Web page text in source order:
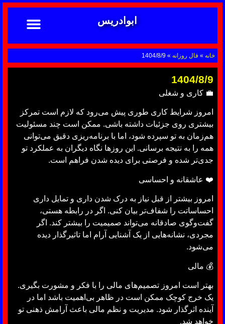
ابوادریس
خانه » فال روزانه »
1404/8/9
1404/8/9
💼 کاری و شغلی
امروز شرایط کاری طوری پیش می‌رود که لازم است تمرکز
بیشتری روی جزئیات داشته باشی. ممکن است چند مسئولیت
هم‌زمان به تو سپرده شود، اما با برنامه‌ریزی دقیق می‌توانی
همه را به نتیجه برسانی. این روزها نگاه دیگران به عملکرد تو
جدی‌تر شده و فرصتی برای دیده شدن فراهم است.
❤️ عاشقانه و احساسی
امروز بیشتر از قبل نیاز به درک شدن داری و تمایل داری
احساساتت را شفاف‌تر بیان کنی. اگر در رابطه هستی،
گفت‌وگوی صادقانه می‌تواند صمیمیت را بیشتر کند. اگر
مجردی، نشانه‌هایی از یک آشنایی آرام اما تاثیرگذار دیده
می‌شود.
💰 مالی
بهتر است امروز تصمیم‌های مالی را با فکر و مشورت بگیری.
یک خرج کوچک ممکن است در ظاهر بی‌اهمیت باشد اما در
آینده اثرگذار شود. مدیریت و نظم مالی باعث آرامش ذهنی تو
خواهد شد.